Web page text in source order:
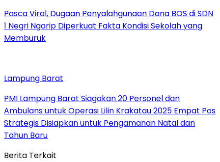
Pasca Viral, Dugaan Penyalahgunaan Dana BOS di SDN
1 Negri Ngarip Diperkuat Fakta Kondisi Sekolah yang
Memburuk
Lampung Barat
PMI Lampung Barat Siagakan 20 Personel dan
Ambulans untuk Operasi Lilin Krakatau 2025 Empat Pos
Strategis Disiapkan untuk Pengamanan Natal dan
Tahun Baru
Berita Terkait